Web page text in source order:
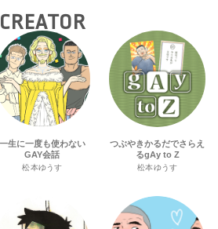
CREATOR
一生に一度も使わない
GAY会話
松本ゆうす
つぶやきかるだでさらえ
るgAy to Z
松本ゆうす